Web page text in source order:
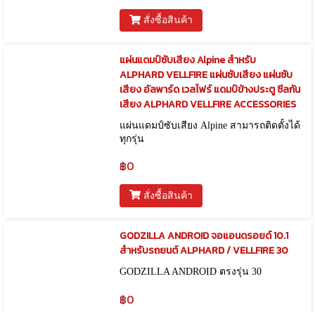
สั่งซื้อสินค้า
แผ่นแดมป์ซับเสียง Alpine สำหรับ
ALPHARD VELLFIRE แผ่นซับเสียง แผ่นซับ
เสียง อัลพาร์ด เวลไฟร์ แดมป์ข้างประตู ซีลกัน
เสียง ALPHARD VELLFIRE ACCESSORIES
แผ่นแดมป์ซับเสียง Alpine สามารถติดตั้งได้
ทุกรุ่น
฿0
สั่งซื้อสินค้า
GODZILLA ANDROID จอแอนดรอยด์ 10.1
สำหรับรถยนต์ ALPHARD / VELLFIRE 30
GODZILLA ANDROID ตรงรุ่น 30
฿0